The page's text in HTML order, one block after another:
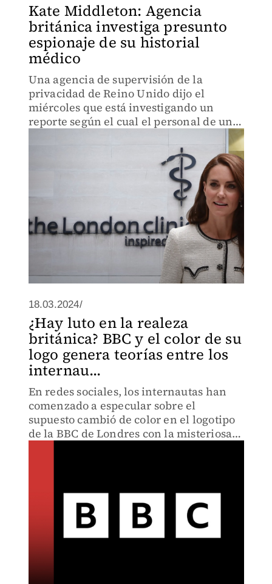
Kate Middleton: Agencia
británica investiga presunto
espionaje de su historial
médico
Una agencia de supervisión de la
privacidad de Reino Unido dijo el
miércoles que está investigando un
reporte según el cual el personal de un
18.03.2024/
¿Hay luto en la realeza
británica? BBC y el color de su
logo genera teorías entre los
internau...
En redes sociales, los internautas han
comenzado a especular sobre el
supuesto cambió de color en el logotipo
de la BBC de Londres con la misteriosa